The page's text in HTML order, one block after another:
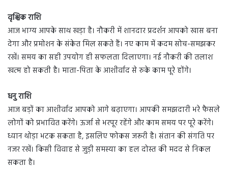
वृश्चिक राशि
आज भाग्य आपके साथ खड़ा है। नौकरी में शानदार प्रदर्शन आपको खास बना
देगा और प्रमोशन के संकेत मिल सकते हैं। नए काम में कदम सोच-समझकर
रखें। समय का सही उपयोग ही सफलता दिलाएगा। नई नौकरी की तलाश
खत्म हो सकती है। माता-पिता के आशीर्वाद से रुके काम पूरे होंगे।
धनु राशि
आज बड़ों का आशीर्वाद आपको आगे बढ़ाएगा। आपकी समझदारी भरे फैसले
लोगों को प्रभावित करेंगे। ऊर्जा से भरपूर रहेंगे और काम समय पर पूरे करेंगे।
ध्यान थोड़ा भटक सकता है, इसलिए फोकस जरूरी है। संतान की संगति पर
नजर रखें। किसी विवाह से जुड़ी समस्या का हल दोस्त की मदद से निकल
सकता है।